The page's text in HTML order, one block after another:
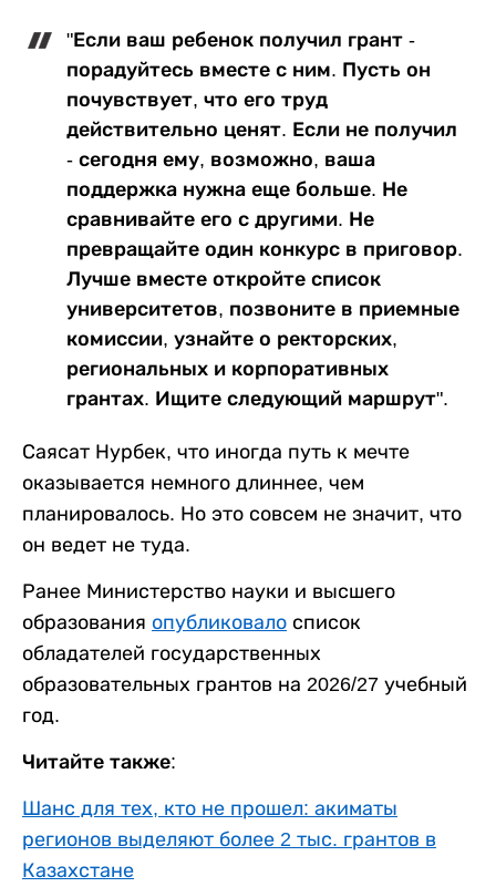
"Если ваш ребенок получил грант -
порадуйтесь вместе с ним. Пусть он
почувствует, что его труд
действительно ценят. Если не получил
- сегодня ему, возможно, ваша
поддержка нужна еще больше. Не
сравнивайте его с другими. Не
превращайте один конкурс в приговор.
Лучше вместе откройте список
университетов, позвоните в приемные
комиссии, узнайте о ректорских,
региональных и корпоративных
грантах. Ищите следующий маршрут".
Саясат Нурбек, что иногда путь к мечте
оказывается немного длиннее, чем
планировалось. Но это совсем не значит, что
он ведет не туда.
Ранее Министерство науки и высшего
образования опубликовало список
обладателей государственных
образовательных грантов на 2026/27 учебный
год.
Читайте также:
Шанс для тех, кто не прошел: акиматы
регионов выделяют более 2 тыс. грантов в
Казахстане